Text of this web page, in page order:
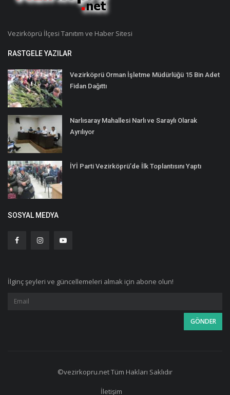
Vezirköprü İlçesi Tanıtım ve Haber Sitesi
RASTGELE YAZILAR
Vezirköprü Orman İşletme Müdürlüğü 15 Bin Adet
Fidan Dağıttı
Narlısaray Mahallesi Narlı ve Saraylı Olarak
Ayrılıyor
İYİ Parti Vezirköprü’de İlk Toplantısını Yaptı
SOSYAL MEDYA
İlginç şeyleri ve güncellemeleri almak için abone olun!
©vezirkopru.net Tüm Hakları Saklıdır
İletişim